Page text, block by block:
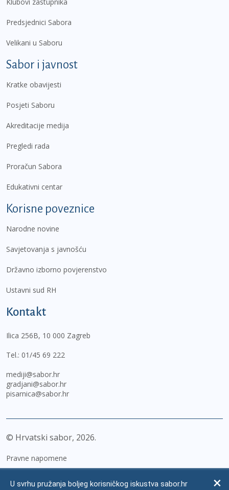
Predsjednici Sabora
Velikani u Saboru
Sabor i javnost
Kratke obavijesti
Posjeti Saboru
Akreditacije medija
Pregledi rada
Proračun Sabora
Edukativni centar
Korisne poveznice
Narodne novine
Savjetovanja s javnošću
Državno izborno povjerenstvo
Ustavni sud RH
Kontakt
Ilica 256B, 10 000 Zagreb
Tel.: 01/45 69 222
mediji@sabor.hr
gradjani@sabor.hr
pisarnica@sabor.hr
© Hrvatski sabor, 2026
Pravne napomene
U svrhu pružanja boljeg korisničkog iskustva sabor.hr